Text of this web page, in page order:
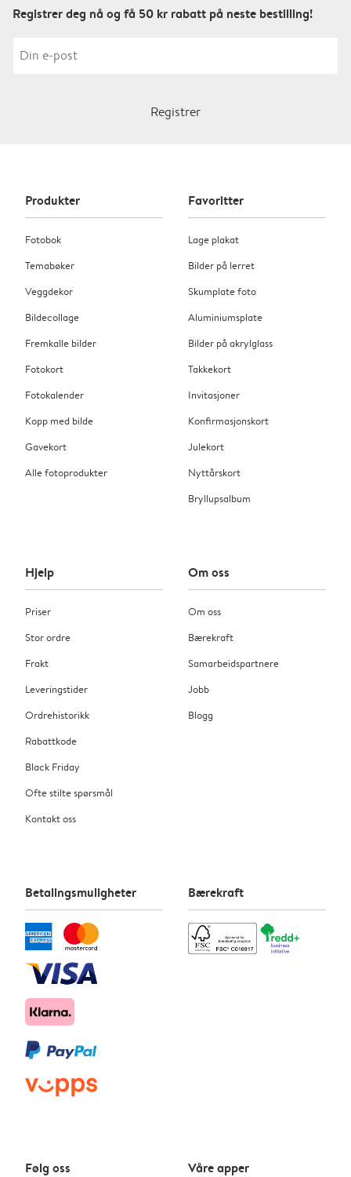
Registrer deg nå og få 50 kr rabatt på neste bestilling!
Registrer
Produkter
Fotobok
Temabøker
Veggdekor
Bildecollage
Fremkalle bilder
Fotokort
Fotokalender
Kopp med bilde
Gavekort
Alle fotoprodukter
Favoritter
Lage plakat
Bilder på lerret
Skumplate foto
Aluminiumsplate
Bilder på akrylglass
Takkekort
Invitasjoner
Konfirmasjonskort
Julekort
Nyttårskort
Bryllupsalbum
Hjelp
Priser
Stor ordre
Frakt
Leveringstider
Ordrehistorikk
Rabattkode
Black Friday
Ofte stilte spørsmål
Kontakt oss
Om oss
Om oss
Bærekraft
Samarbeidspartnere
Jobb
Blogg
Betalingsmuligheter Bærekraft
Følg oss Våre apper